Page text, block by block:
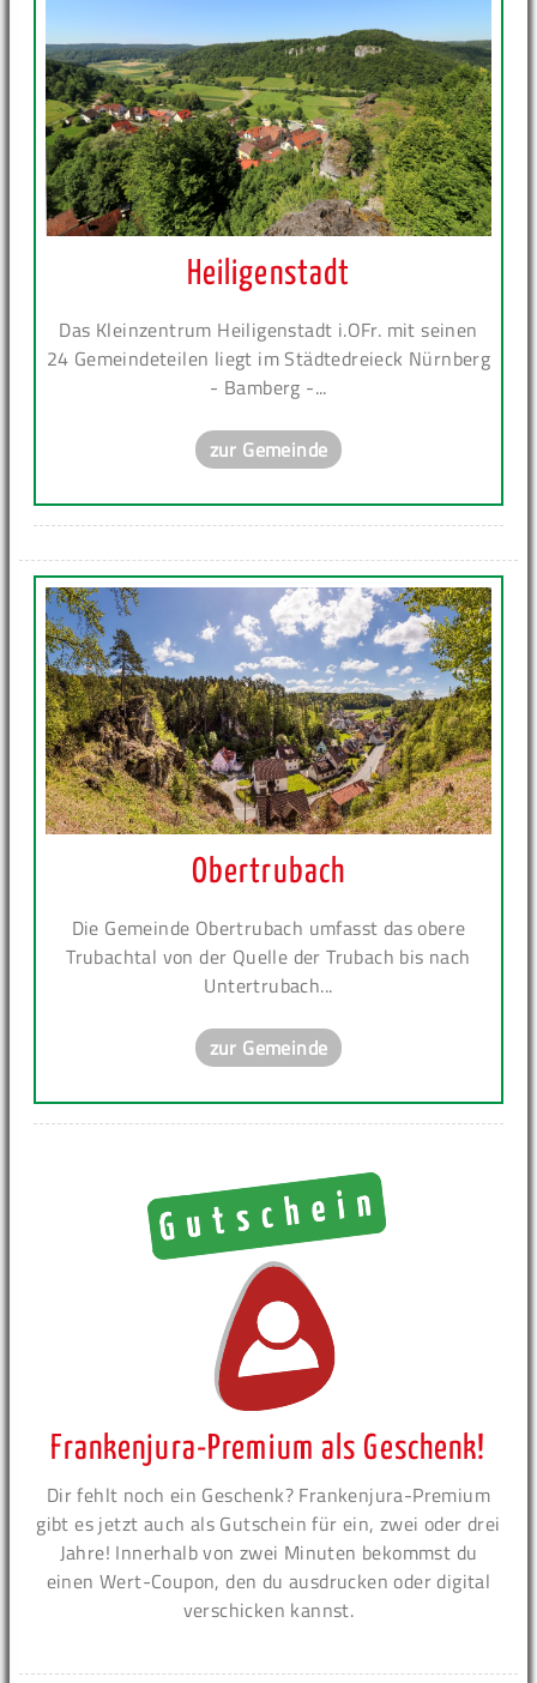
Heiligenstadt
Das Kleinzentrum Heiligenstadt i.OFr. mit seinen
24 Gemeindeteilen liegt im Städtedreieck Nürnberg
- Bamberg -...
zur Gemeinde
Obertrubach
Die Gemeinde Obertrubach umfasst das obere
Trubachtal von der Quelle der Trubach bis nach
Untertrubach...
zur Gemeinde
Frankenjura-Premium als Geschenk!
Dir fehlt noch ein Geschenk? Frankenjura-Premium
gibt es jetzt auch als Gutschein für ein, zwei oder drei
Jahre! Innerhalb von zwei Minuten bekommst du
einen Wert-Coupon, den du ausdrucken oder digital
verschicken kannst.